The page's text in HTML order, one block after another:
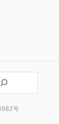
号